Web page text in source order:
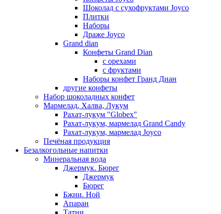
Шоколад с сухофруктами Joyco
Плитки
Наборы
Драже Joyco
Grand dian
Конфеты Grand Dian
с орехами
с фруктами
Наборы конфет Гранд Диан
другие конфеты
Набор шоколадных конфет
Мармелад, Халва, Лукум
Рахат-лукум "Globex"
Рахат-лукум, мармелад Grand Candy
Рахат-лукум, мармелад Joyco
Печёная продукция
Безалкогольные напитки
Минеральная вода
Джермук. Бюрег
Джермук
Бюрег
Бжни. Ной
Апаран
Татни